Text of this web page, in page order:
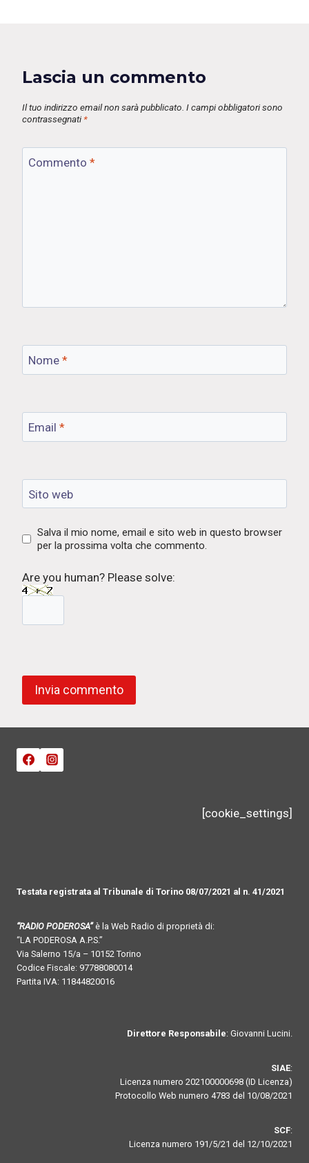
Lascia un commento
Il tuo indirizzo email non sarà pubblicato. I campi obbligatori sono
contrassegnati *
Commento *
Nome *
Email *
Sito web
Salva il mio nome, email e sito web in questo browser
per la prossima volta che commento.
Are you human? Please solve:
[cookie_settings]
Testata registrata al Tribunale di Torino 08/07/2021 al n. 41/2021
“RADIO PODEROSA”è la Web Radio di proprietà di:
“LA PODEROSA A.P.S.”
Via Salerno 15/a – 10152 Torino
Codice Fiscale: 97788080014
Partita IVA: 11844820016
Direttore Responsabile: Giovanni Lucini.
SIAE:
Licenza numero 202100000698 (ID Licenza)
Protocollo Web numero 4783 del 10/08/2021
SCF:
Licenza numero 191/5/21 del 12/10/2021